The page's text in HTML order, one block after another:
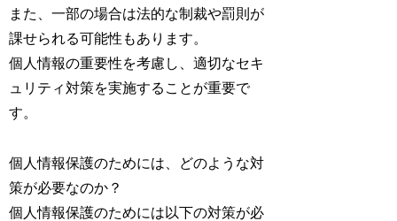
また、一部の場合は法的な制裁や罰則が
課せられる可能性もあります。
個人情報の重要性を考慮し、適切なセキ
ュリティ対策を実施することが重要で
す。
個人情報保護のためには、どのような対
策が必要なのか？
個人情報保護のためには以下の対策が必